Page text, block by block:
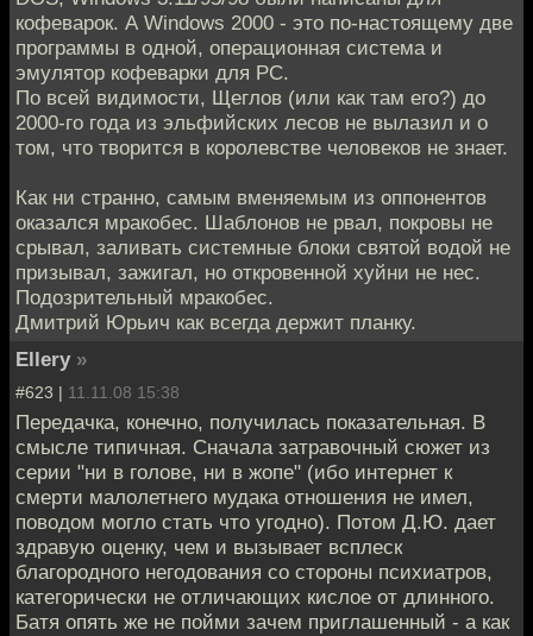
кофеварок. А Windows 2000 - это по-настоящему две
программы в одной, операционная система и
эмулятор кофеварки для PC.
По всей видимости, Щеглов (или как там его?) до
2000-го года из эльфийских лесов не вылазил и о
том, что творится в королевстве человеков не знает.
Как ни странно, самым вменяемым из оппонентов
оказался мракобес. Шаблонов не рвал, покровы не
срывал, заливать системные блоки святой водой не
призывал, зажигал, но откровенной хуйни не нес.
Подозрительный мракобес.
Дмитрий Юрьич как всегда держит планку.
Ellery »
#623 | 11.11.08 15:38
Передачка, конечно, получилась показательная. В
смысле типичная. Сначала затравочный сюжет из
серии "ни в голове, ни в жопе" (ибо интернет к
смерти малолетнего мудака отношения не имел,
поводом могло стать что угодно). Потом Д.Ю. дает
здравую оценку, чем и вызывает всплеск
благородного негодования со стороны психиатров,
категорически не отличающих кислое от длинного.
Батя опять же не пойми зачем приглашенный - а как